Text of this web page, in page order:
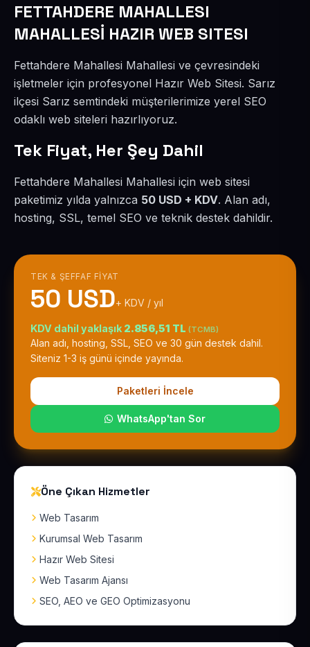
FETTAHDERE MAHALLESI
MAHALLESİ HAZIR WEB SITESI
Fettahdere Mahallesi Mahallesi ve çevresindeki
işletmeler için profesyonel Hazır Web Sitesi. Sarız
ilçesi Sarız semtindeki müşterilerimize yerel SEO
odaklı web siteleri hazırlıyoruz.
Tek Fiyat, Her Şey Dahil
Fettahdere Mahallesi Mahallesi için web sitesi
paketimiz yılda yalnızca 50 USD + KDV. Alan adı,
hosting, SSL, temel SEO ve teknik destek dahildir.
TEK & ŞEFFAF FIYAT
50 USD+ KDV / yıl
KDV dahil yaklaşık 2.856,51 TL (TCMB)
Alan adı, hosting, SSL, SEO ve 30 gün destek dahil.
Siteniz 1-3 iş günü içinde yayında.
Paketleri İncele
WhatsApp'tan Sor
Öne Çıkan Hizmetler
Web Tasarım
Kurumsal Web Tasarım
Hazır Web Sitesi
Web Tasarım Ajansı
SEO, AEO ve GEO Optimizasyonu